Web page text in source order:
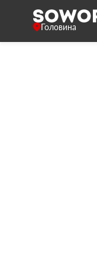
Головина